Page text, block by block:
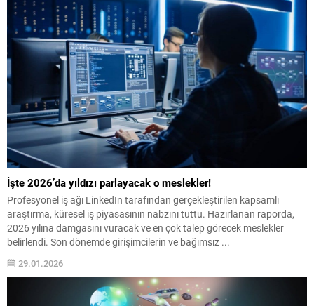
İşte 2026’da yıldızı parlayacak o meslekler!
Profesyonel iş ağı LinkedIn tarafından gerçekleştirilen kapsamlı
araştırma, küresel iş piyasasının nabzını tuttu. Hazırlanan raporda,
2026 yılına damgasını vuracak ve en çok talep görecek meslekler
belirlendi. Son dönemde girişimcilerin ve bağımsız ...
29.01.2026